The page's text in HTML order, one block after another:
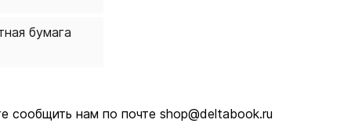
бумага
сообщить нам по почте shop@deltabook.ru